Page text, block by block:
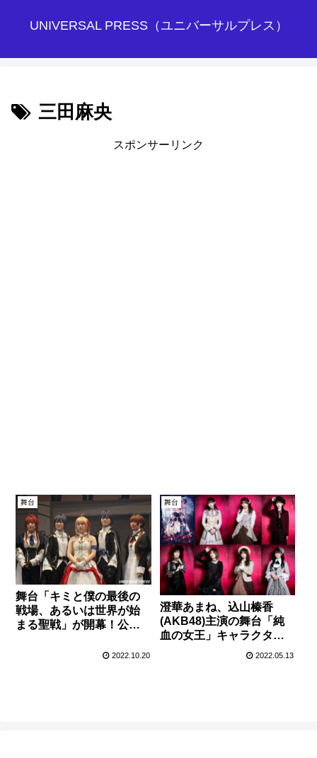
UNIVERSAL PRESS（ユニバーサルプレス）
三田麻央
スポンサーリンク
舞台
舞台「キミと僕の最後の
戦場、あるいは世界が始
まる聖戦」が開幕！公開
2022.10.20
舞台
澄華あまね、込山榛香
(AKB48)主演の舞台「純
血の女王」キャラクター
ビジュアルが公開！
2022.05.13